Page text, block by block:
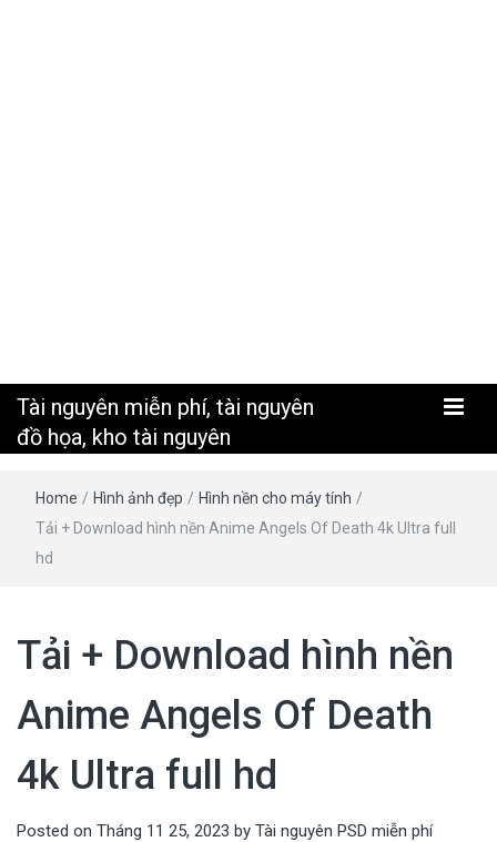
Tài nguyên miễn phí, tài nguyên
đồ họa, kho tài nguyên
Home / Hình ảnh đẹp / Hình nền cho máy tính /
Tải + Download hình nền Anime Angels Of Death 4k Ultra full
hd
Tải + Download hình nền
Anime Angels Of Death
4k Ultra full hd
Posted on Tháng 11 25, 2023 by Tài nguyên PSD miễn phí